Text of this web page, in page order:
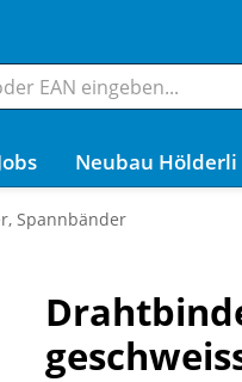
Neubau Hölderli
Spannbänder